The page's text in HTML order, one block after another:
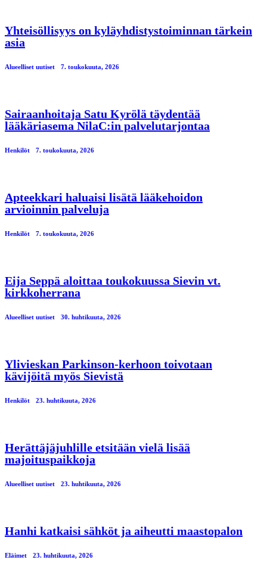
Yhteisöllisyys on kyläyhdistystoiminnan tärkein
asia
Alueelliset uutiset 7. toukokuuta, 2026
Sairaanhoitaja Satu Kyrölä täydentää
lääkäriasema NilaC:in palvelutarjontaa
Henkilöt 7. toukokuuta, 2026
Apteekkari haluaisi lisätä lääkehoidon
arvioinnin palveluja
Henkilöt 7. toukokuuta, 2026
Eija Seppä aloittaa toukokuussa Sievin vt.
kirkkoherrana
Alueelliset uutiset 30. huhtikuuta, 2026
Ylivieskan Parkinson-kerhoon toivotaan
kävijöitä myös Sievistä
Henkilöt 23. huhtikuuta, 2026
Herättäjäjuhlille etsitään vielä lisää
majoituspaikkoja
Alueelliset uutiset 23. huhtikuuta, 2026
Hanhi katkaisi sähköt ja aiheutti maastopalon
Eläimet 23. huhtikuuta, 2026